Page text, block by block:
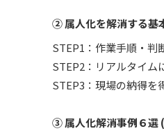
② 属人化を解消する基
STEP1：作業手順・判
STEP2：リアルタイム
STEP3：現場の納得を
③ 属人化解消事例６選